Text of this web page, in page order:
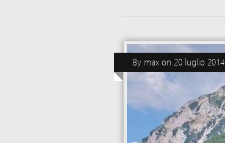
By max on 20 luglio 2014